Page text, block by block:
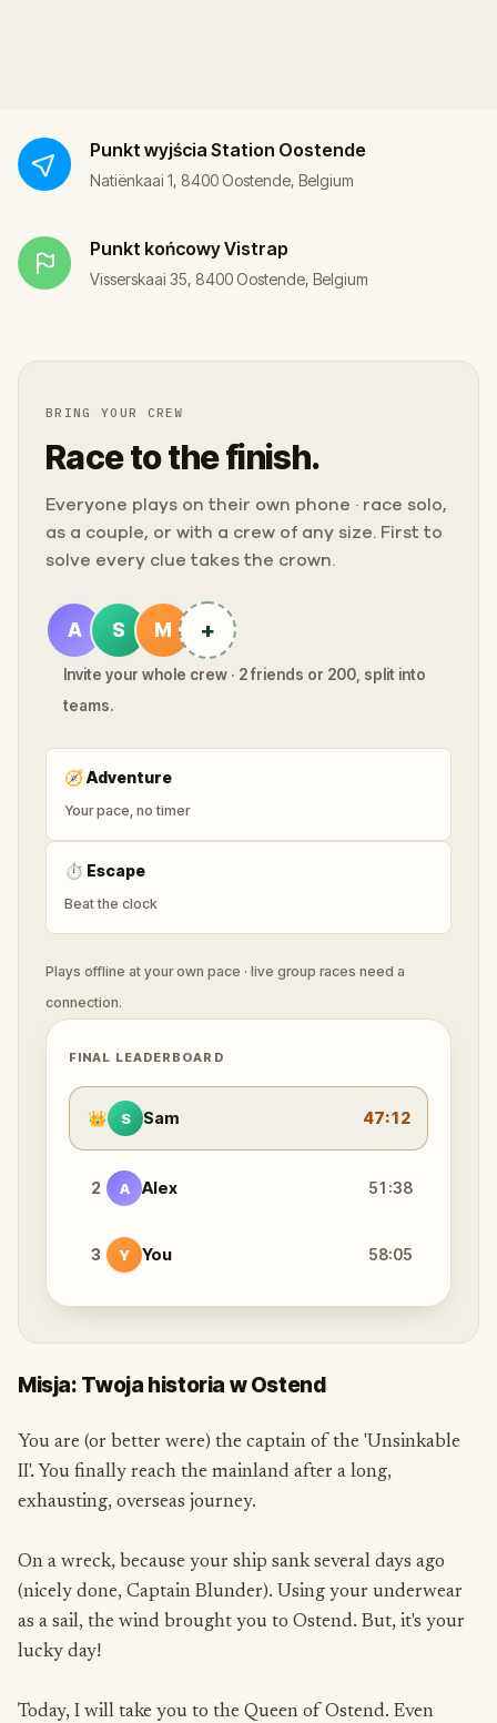
Punkt wyjścia Station Oostende
Natiënkaai 1, 8400 Oostende, Belgium
Punkt końcowyVistrap
Visserskaai 35, 8400 Oostende, Belgium
BRING YOUR CREW
Race to the finish.
Everyone plays on their own phone · race solo,
as a couple, or with a crew of any size. First to
solve every clue takes the crown.
A S M +
Invite your whole crew · 2 friends or 200, split into
teams.
🧭Adventure
Your pace, no timer
⏱ Escape
Beat the clock
Plays offline at your own pace · live group races need a
connection.
FINAL LEADERBOARD
👑 S Sam 47:12
2 A Alex 51:38
3 Y You 58:05
Misja: Twoja historia w Ostend
You are (or better were) the captain of the 'Unsinkable
II'. You finally reach the mainland after a long,
exhausting, overseas journey.
On a wreck, because your ship sank several days ago
(nicely done, Captain Blunder). Using your underwear
as a sail, the wind brought you to Ostend. But, it's your
lucky day!
Today, I will take you to the Queen of Ostend. Even